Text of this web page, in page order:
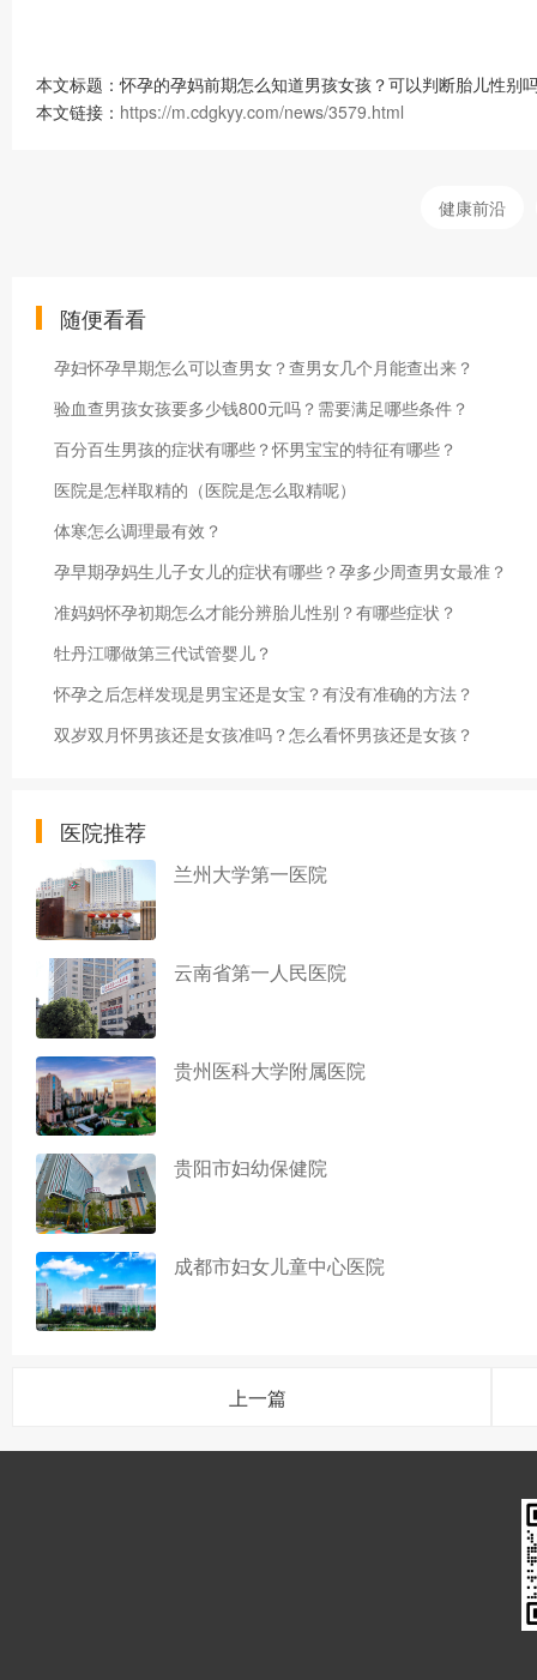
本文标题：怀孕的孕妈前期怎么知道男孩女孩？可以判断胎儿性别
本文链接： https://m.cdgkyy.com/news/3579.html
健康前沿
随便看看
孕妇怀孕早期怎么可以查男女？查男女几个月能查出来？
验血查男孩女孩要多少钱800元吗？需要满足哪些条件？
百分百生男孩的症状有哪些？怀男宝宝的特征有哪些？
医院是怎样取精的（医院是怎么取精呢）
体寒怎么调理最有效？
孕早期孕妈生儿子女儿的症状有哪些？孕多少周查男女最准？
准妈妈怀孕初期怎么才能分辨胎儿性别？有哪些症状？
牡丹江哪做第三代试管婴儿？
怀孕之后怎样发现是男宝还是女宝？有没有准确的方法？
双岁双月怀男孩还是女孩准吗？怎么看怀男孩还是女孩？
医院推荐
兰州大学第一医院
云南省第一人民医院
贵州医科大学附属医院
贵阳市妇幼保健院
成都市妇女儿童中心医院
上一篇